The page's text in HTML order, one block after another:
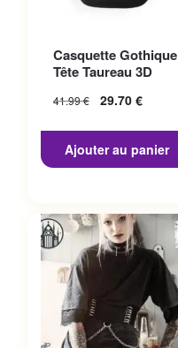
Casquette Gothique
Tête Taureau 3D
41.99€ 29.70 €
Ajouter au panier